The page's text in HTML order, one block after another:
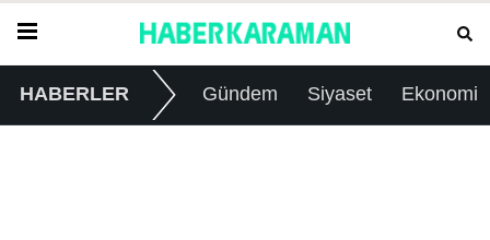
HABERLER Gündem Siyaset Ekonomi